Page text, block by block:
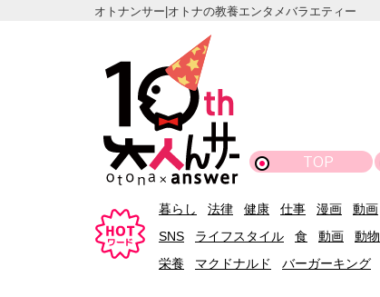
オトナンサー|オトナの教養エンタメバラエティー
TOP
暮らし 法律 健康 仕事 漫画 動画
SNS
ライフスタイル 食 動画 動物
栄養
マクドナルド バーガーキング